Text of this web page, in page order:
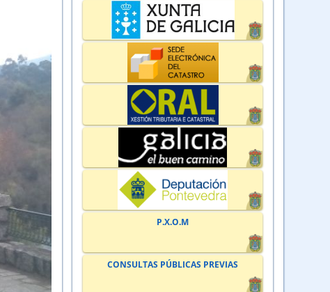
P.X.O.M
CONSULTAS PÚBLICAS PREVIAS